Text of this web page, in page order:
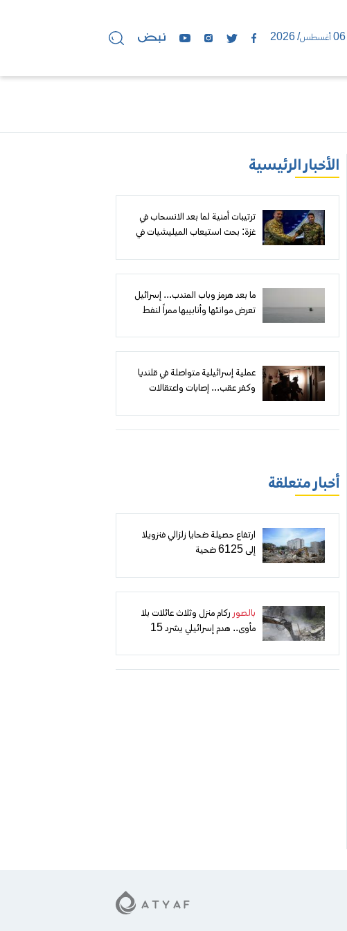
الأخبار الرئيسية
ترتيبات أمنية لما بعد الانسحاب في
غزة: بحث استيعاب الميليشيات في
مغربية
ما بعد هرمز وباب المندب... إسرائيل
تعرض موانئها وأنابيبها ممراً لنفط
عملية إسرائيلية متواصلة في قلنديا
وكفر عقب... إصابات واعتقالات
أخبار متعلقة
ارتفاع حصيلة ضحايا زلزالي فنزويلا
إلى 6125 ضحية
بالصور ركام منزل وثلاث عائلات بلا
مأوى.. هدم إسرائيلي يشرد 15